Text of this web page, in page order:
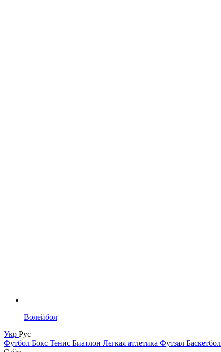
Волейбол
Укр Рус
Футбол Бокс Тенис Биатлон Легкая атлетика Футзал Баскетбол